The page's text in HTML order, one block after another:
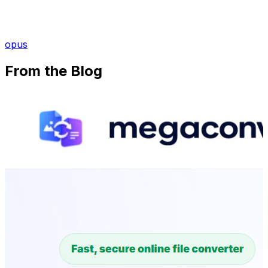
opus
From the Blog